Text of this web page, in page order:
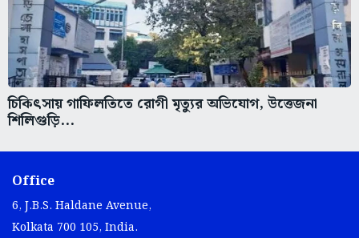
চিকিৎসায় গাফিলতিতে রোগী মৃত্যুর অভিযোগ, উত্তেজনা
শিলিগুড়ি...
Office
6, J.B.S. Haldane Avenue,
Kolkata 700 105, India.